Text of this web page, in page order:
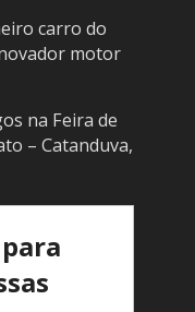
carro do
motor
na Feira de
– Catanduva,